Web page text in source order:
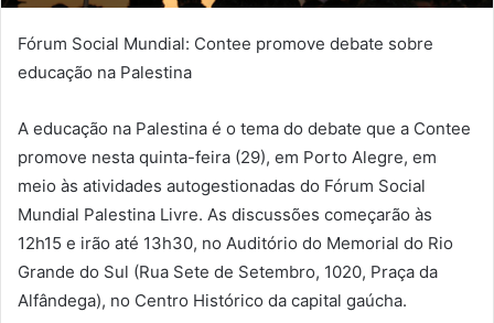
Fórum Social Mundial: Contee promove debate sobre
educação na Palestina
A educação na Palestina é o tema do debate que a Contee
promove nesta quinta-feira (29), em Porto Alegre, em
meio às atividades autogestionadas do Fórum Social
Mundial Palestina Livre. As discussões começarão às
12h15 e irão até 13h30, no Auditório do Memorial do Rio
Grande do Sul (Rua Sete de Setembro, 1020, Praça da
Alfândega), no Centro Histórico da capital gaúcha.